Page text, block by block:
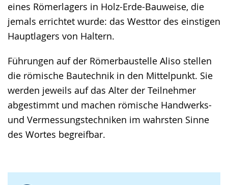
eines Römerlagers in Holz-Erde-Bauweise, die
jemals errichtet wurde: das Westtor des einstigen
Hauptlagers von Haltern.
Führungen auf der Römerbaustelle Aliso stellen
die römische Bautechnik in den Mittelpunkt. Sie
werden jeweils auf das Alter der Teilnehmer
abgestimmt und machen römische Handwerks-
und Vermessungstechniken im wahrsten Sinne
des Wortes begreifbar.